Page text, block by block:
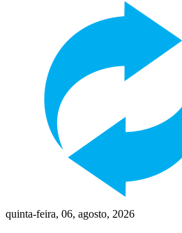
quinta-feira, 06, agosto, 2026